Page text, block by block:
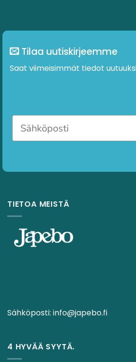
Tilaa uutiskirjeemme
Saat viimeisimmät tiedot
TIETOA MEISTÄ
Sähköposti: info@japebo.fi
4 HYVÄÄ SYYTÄ.